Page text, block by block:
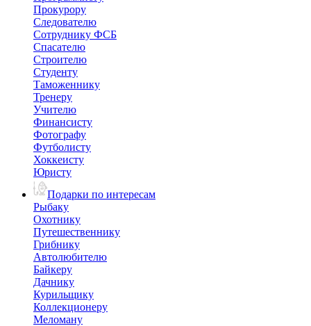
Прокурору
Следователю
Сотруднику ФСБ
Спасателю
Строителю
Студенту
Таможеннику
Тренеру
Учителю
Финансисту
Фотографу
Футболисту
Хоккеисту
Юристу
Подарки по интересам
Рыбаку
Охотнику
Путешественнику
Грибнику
Автолюбителю
Байкеру
Дачнику
Курильщику
Коллекционеру
Меломану